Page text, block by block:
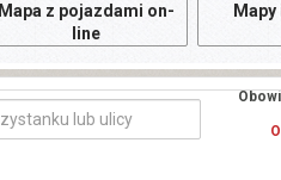
Mapa z pojazdami on-
line